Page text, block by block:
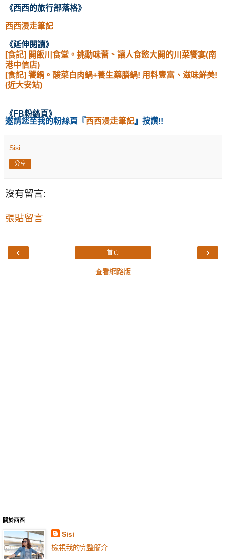
《西西的旅行部落格》
西西漫走筆記
《延伸閱讀》
[食記] 開飯川食堂。挑動味蕾、讓人食慾大開的川菜饗宴(南
港中信店)
[食記] 饕鍋。酸菜白肉鍋+養生藥膳鍋! 用料豐富、滋味鮮美!
(近大安站)
《FB粉絲頁》
邀請您至我的粉絲頁
『西西漫走筆記』按讚!!
Sisi
分享
沒有留言:
張貼留言
‹ ›
首頁
查看網路版
關於西西
Sisi
檢視我的完整簡介